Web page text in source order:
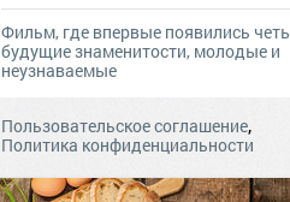
Фильм, где впервые появились
будущие знаменитости, молодые и
неузнаваемые
Пользовательское соглашение,
Политика конфиденциальности